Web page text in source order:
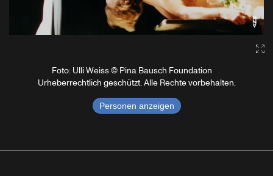
Foto: Ulli Weiss © Pina Bausch Foundation
Urheberrechtlich geschützt. Alle Rechte vorbehalten.
Personen anzeigen